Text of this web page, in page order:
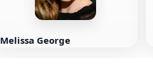
Melissa George